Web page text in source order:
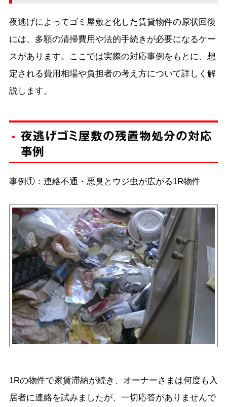
夜逃げによってゴミ屋敷と化した賃貸物件の原状回復
には、多額の清掃費用や法的手続きが必要になるケー
スがあります。ここでは実際の対応事例をもとに、想
定される費用相場や負担者の考え方について詳しく解
説します。
夜逃げゴミ屋敷の残置物処分の対応
事例
事例①：連絡不通・悪臭とウジ虫が広がる1R物件
1Rの物件で家賃滞納が続き、オーナーさまは何度も入
居者に連絡を試みましたが、一切応答がありませんで